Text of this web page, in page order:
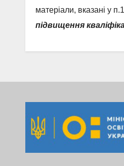
матеріали, вказані у
підвищення